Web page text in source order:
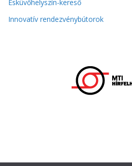
Esküvőhelyszín-kereső
Innovatív rendezvénybútorok